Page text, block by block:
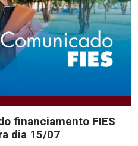
financiamento FIES
dia 15/07